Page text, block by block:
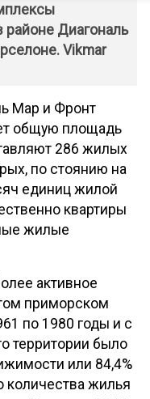
Диагональ
Vikmar
Мар и Фронт
общую площадь
286 жилых
по стоянию на
единиц жилой
квартиры
жилые
активное
приморском
по 1980 годы и с
территории было
или 84,4%
количества жилья